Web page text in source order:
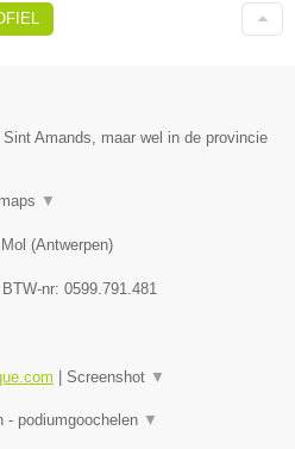
Amands, maar wel in de provincie
▼
Mol (Antwerpen)
nr: 0599.791.481
Screenshot ▼
- podiumgoochelen ▼